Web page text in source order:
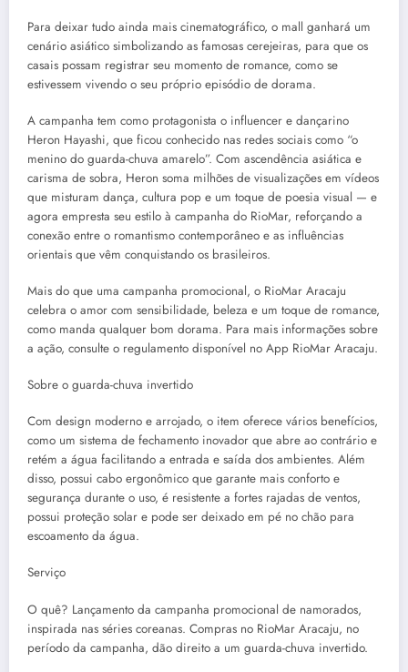
Para deixar tudo ainda mais cinematográfico, o mall ganhará um
cenário asiático simbolizando as famosas cerejeiras, para que os
casais possam registrar seu momento de romance, como se
estivessem vivendo o seu próprio episódio de dorama.
A campanha tem como protagonista o influencer e dançarino
Heron Hayashi, que ficou conhecido nas redes sociais como “o
menino do guarda-chuva amarelo”. Com ascendência asiática e
carisma de sobra, Heron soma milhões de visualizações em vídeos
que misturam dança, cultura pop e um toque de poesia visual — e
agora empresta seu estilo à campanha do RioMar, reforçando a
conexão entre o romantismo contemporâneo e as influências
orientais que vêm conquistando os brasileiros.
Mais do que uma campanha promocional, o RioMar Aracaju
celebra o amor com sensibilidade, beleza e um toque de romance,
como manda qualquer bom dorama. Para mais informações sobre
a ação, consulte o regulamento disponível no App RioMar Aracaju.
Sobre o guarda-chuva invertido
Com design moderno e arrojado, o item oferece vários benefícios,
como um sistema de fechamento inovador que abre ao contrário e
retém a água facilitando a entrada e saída dos ambientes. Além
disso, possui cabo ergonômico que garante mais conforto e
segurança durante o uso, é resistente a fortes rajadas de ventos,
possui proteção solar e pode ser deixado em pé no chão para
escoamento da água.
Serviço
O quê? Lançamento da campanha promocional de namorados,
inspirada nas séries coreanas. Compras no RioMar Aracaju, no
período da campanha, dão direito a um guarda-chuva invertido.